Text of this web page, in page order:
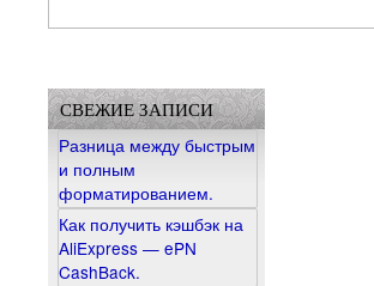
СВЕЖИЕ ЗАПИСИ
Разница между быстрым
и полным
форматированием.
Как получить кэшбэк на
AliExpress — ePN
CashBack.